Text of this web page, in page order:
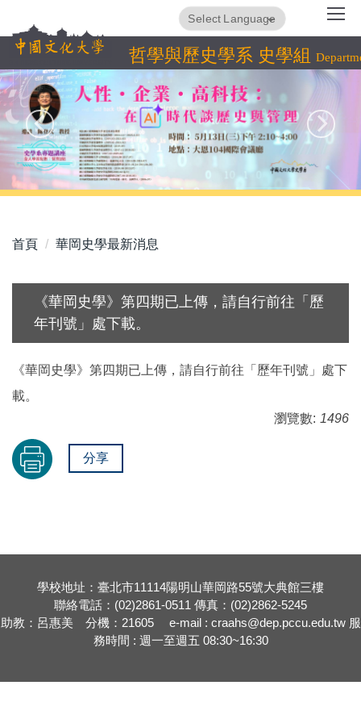
到
主
要
內
容
區
哲學與歷史學系 史學組
Powered by
首頁 華岡史學最新消息
《華岡史學》第四期已上傳，請自行前往「歷
年刊號」處下載。
《華岡史學》第四期已上傳，請自行前往「歷年刊號」處下
載。
瀏覽數: 1496
分享
學校地址：臺北市11114陽明山華岡路55號大典館三樓
聯絡電話：(02)2861-0511 傳真：(02)2862-5245
助教：呂惠美 分機：21605 e-mail : craahs@dep.pccu.edu.tw 服
務時間 : 週一至週五 08:30~16:30